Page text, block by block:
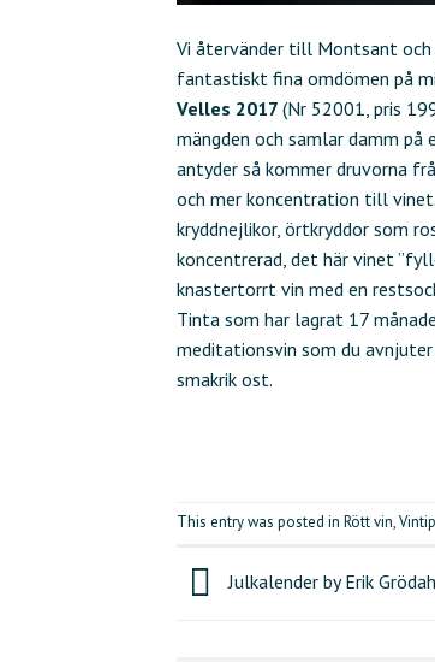
Vi återvänder till Montsant
fantastiskt fina omdömen på
Velles 2017 (Nr 52001, pris
mängden och samlar damm
antyder så kommer druvorna
och mer koncentration till
kryddnejlikor, örtkryddor som
koncentrerad, det här vinet
knastertorrt vin med en
Tinta som har lagrat 17
meditationsvin som du
smakrik ost.
This entry was posted in Rött vin,
Julkalender by Erik